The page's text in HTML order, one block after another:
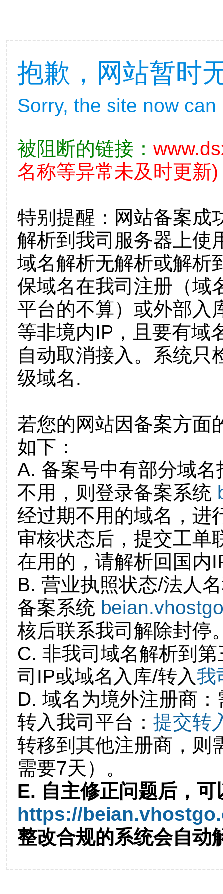
抱歉，网站暂时
Sorry, the site now
被阻断的链接：
名称等异常未及时更新)
特别提醒：网站备案成
解析到我司服务器上使
域名解析无解析或解析
保域名在我司注册（域
平台的不算）或外部入
等非境内IP，且要有域
自动取消接入。系统只
级域名.
若您的网站因备案方面
如下：
A. 备案号中有部分域
不用，则登录备案系统
经过期不用的域名，进
审核状态后，提交工单
在用的，请解析回国内
B. 营业执照状态/法人
备案系统
核后联系我司解除封停
C. 非我司域名解析到
司IP或域名入库/转入我
D. 域名为境外注册商
转入我司平台： 提交转
转移到其他注册商，则
需要7天）。
E. 自主修正问题后，可
https://
整改合规的系统会自动